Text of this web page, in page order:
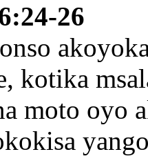
26
kotika
moto oyo